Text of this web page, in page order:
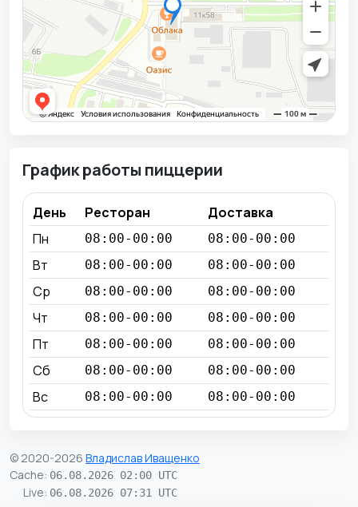
График работы пиццерии
День Ресторан
Доставка
Пн
08:00-00:00 08:00-00:00
Вт 08:00-00:00 08:00-00:00
Ср 08:00-00:00 08:00-00:00
Чт 08:00-00:00 08:00-00:00
Пт 08:00-00:00 08:00-00:00
Сб 08:00-00:00 08:00-00:00
Вс 08:00-00:00 08:00-00:00
© 2020-2026 Владислав Иващенко
Cache: 06.08.2026 02:00 UTC
Live: 06.08.2026 07:31 UTC